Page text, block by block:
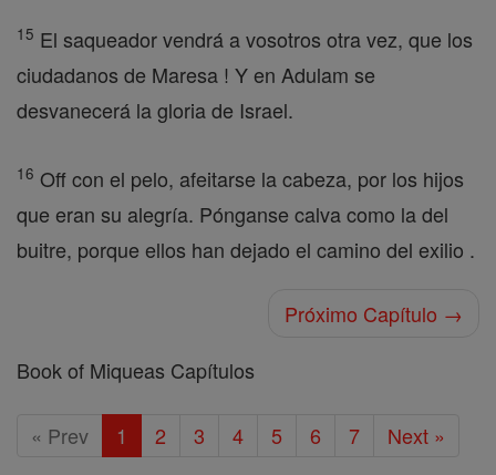
15 El saqueador vendrá a vosotros otra vez, que los
ciudadanos de Maresa ! Y en Adulam se
desvanecerá la gloria de Israel.
16 Off con el pelo, afeitarse la cabeza, por los hijos
que eran su alegría. Pónganse calva como la del
buitre, porque ellos han dejado el camino del exilio .
Próximo Capítulo →
Book of Miqueas Capítulos
« Prev 1 2 3 4 5 6 7 Next »